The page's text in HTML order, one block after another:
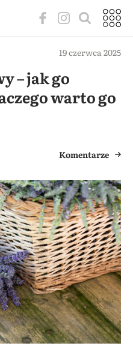
19 czerwca 2025
– jak go
warto go
Komentarze